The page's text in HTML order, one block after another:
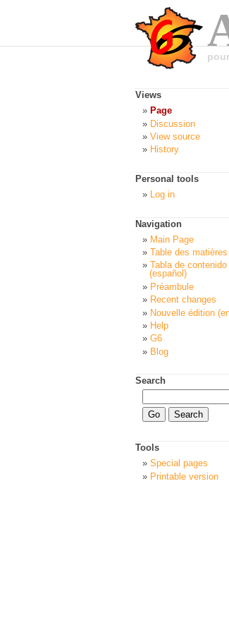
Views
Page
Discussion
View source
History
Personal tools
Log in
Navigation
Main Page
Table des matières
Tabla de contenido
(español)
Préambule
Recent changes
Nouvelle édition
Help
G6
Blog
Search
Tools
Special pages
Printable version